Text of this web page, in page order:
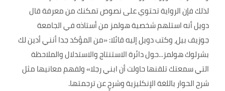
لذلك فإن الرواية تحتوي على نصوص تمكنك من معرفة قال
دويل أنه استلهم شخصية هولمز من أستاذه في الجامعة
جوزيف بيل، وكتب دويل إليه قائلا: «من المؤكد جدا أنني أدين لك
بشرلوك هولمز...حول دائرة الاستنتاج والاستدلال والملاحظة
التي سمعتك تلقنها حاولت أن ابني رجلا» ولفهم معانيها مثل
شرح الحوار باللغة الإنكليزية وشرحٍ عن ترجمتها.